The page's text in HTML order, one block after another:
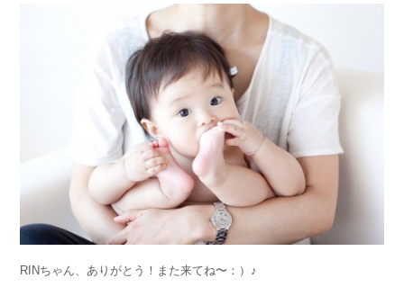
RINちゃん、ありがとう！また来てね〜：）♪